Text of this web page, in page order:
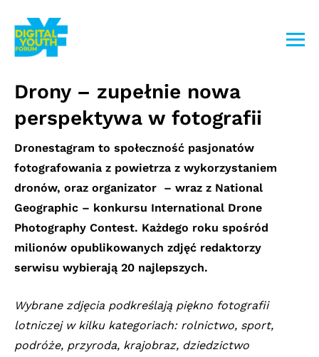
treści
Drony – zupełnie nowa
perspektywa w fotografii
Dronestagram to społeczność pasjonatów
fotografowania z powietrza z wykorzystaniem
dronów, oraz organizator – wraz z National
Geographic – konkursu International Drone
Photography Contest. Każdego roku spośród
milionów opublikowanych zdjęć redaktorzy
serwisu wybierają 20 najlepszych.
Wybrane zdjęcia podkreślają piękno fotografii
lotniczej w kilku kategoriach: rolnictwo, sport,
podróże, przyroda, krajobraz, dziedzictwo